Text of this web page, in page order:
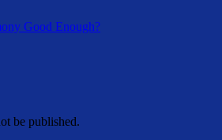
Good Enough?
be published.